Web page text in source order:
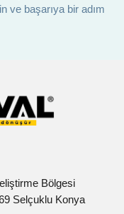
ve başarıya bir adım
Bölgesi
Selçuklu Konya